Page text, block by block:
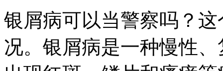
银屑病可以当警察吗？
况。银屑病是一种慢性